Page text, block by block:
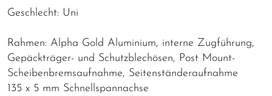
Geschlecht: Uni
Rahmen: Alpha Gold Aluminium, interne Zugführung,
Gepäckträger- und Schutzblechösen, Post Mount-
Scheibenbremsaufnahme, Seitenständeraufnahme
135 x 5 mm Schnellspannachse